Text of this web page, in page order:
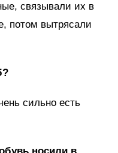
связывали их в
потом вытрясали
сильно есть